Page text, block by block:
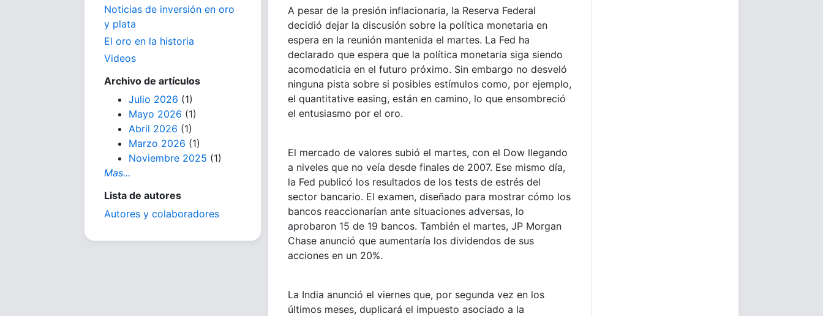
Noticias de inversión en oro
y plata
El oro en la historia
Videos
Archivo de artículos
Julio 2026 (1)
Mayo 2026 (1)
Abril 2026 (1)
Marzo 2026 (1)
Noviembre 2025 (1)
Mas...
Lista de autores
Autores y colaboradores
A pesar de la presión inflacionaria, la Reserva Federal
decidió dejar la discusión sobre la política monetaria en
espera en la reunión mantenida el martes. La Fed ha
declarado que espera que la política monetaria siga siendo
acomodaticia en el futuro próximo. Sin embargo no desveló
ninguna pista sobre si posibles estímulos como, por ejemplo,
el quantitative easing, están en camino, lo que ensombreció
el entusiasmo por el oro.
El mercado de valores subió el martes, con el Dow llegando
a niveles que no veía desde finales de 2007. Ese mismo día,
la Fed publicó los resultados de los tests de estrés del
sector bancario. El examen, diseñado para mostrar cómo los
bancos reaccionarían ante situaciones adversas, lo
aprobaron 15 de 19 bancos. También el martes, JP Morgan
Chase anunció que aumentaría los dividendos de sus
acciones en un 20%.
La India anunció el viernes que, por segunda vez en los
últimos meses, duplicará el impuesto asociado a la